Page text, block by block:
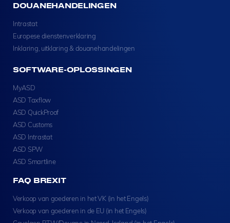
DOUANEHANDELINGEN
Intrastat
Europese dienstenverklaring
Inklaring, uitklaring & douanehandelingen
SOFTWARE-OPLOSSINGEN
MyASD
ASD Taxflow
ASD QuickProof
ASD Customs
ASD Intrastat
ASD SPW
ASD Smartline
FAQ BREXIT
Verkoop van goederen in het VK (in het Engels)
Verkoop van goederen in de EU (in het Engels)